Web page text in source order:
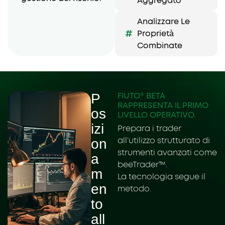
Analizzare Le
Proprietà
Combinate
P
os
izi
on
a
m
en
to
all
FIUTO® BETA
RAPPRESENTA IL PRIMO
LIVELLO OPERATIVO.
Prepara i trader
all’utilizzo strutturato di
strumenti avanzati come
beeTrader™.
La tecnologia segue il
metodo.